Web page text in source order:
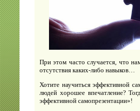
При этом часто случается, что
отсутствия каких-либо навыков…
Хотите научиться эффективной
людей хорошее впечатление?
эффективной самопрезентации»!